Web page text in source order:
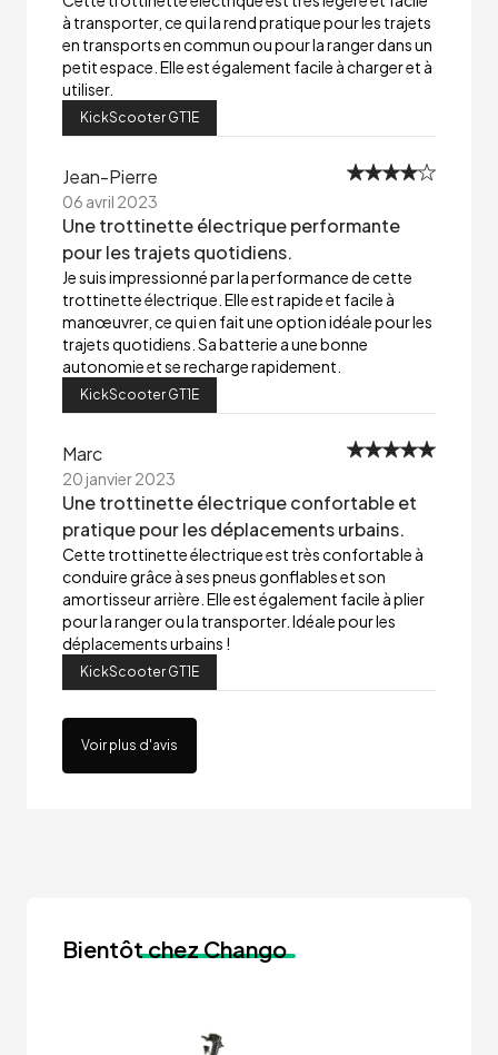
à transporter, ce qui la rend pratique pour les trajets
en transports en commun ou pour la ranger dans un
petit espace. Elle est également facile à charger et à
utiliser.
KickScooter GT1E
Jean-Pierre
06 avril 2023
Une trottinette électrique performante
pour les trajets quotidiens.
Je suis impressionné par la performance de cette
trottinette électrique. Elle est rapide et facile à
manœuvrer, ce qui en fait une option idéale pour les
trajets quotidiens. Sa batterie a une bonne
autonomie et se recharge rapidement.
KickScooter GT1E
Marc
20 janvier 2023
Une trottinette électrique confortable et
pratique pour les déplacements urbains.
Cette trottinette électrique est très confortable à
conduire grâce à ses pneus gonflables et son
amortisseur arrière. Elle est également facile à plier
pour la ranger ou la transporter. Idéale pour les
déplacements urbains !
KickScooter GT1E
Voir plus d'avis
Bientôtchez Chango